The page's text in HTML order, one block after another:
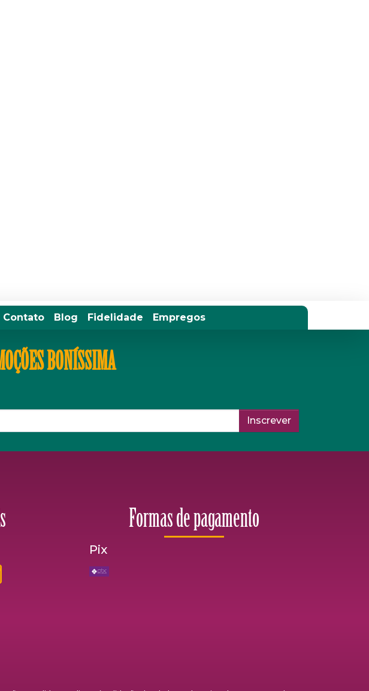
Contato Blog Fidelidade Empregos
BONÍSSIMA
Inscrever
Formas de pagamento
Pix